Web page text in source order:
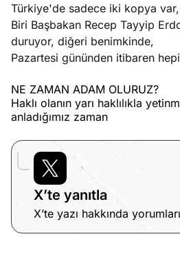
Türkiye'de sadece iki kopya var,
Biri Başbakan Recep Tayyip
duruyor, diğeri benimkinde,
Pazartesi gününden itibaren
NE ZAMAN ADAM OLURUZ?
Haklı olanın yarı haklılıkla
anladığımız zaman
X’te yanıtla
X’te yazı hakkında